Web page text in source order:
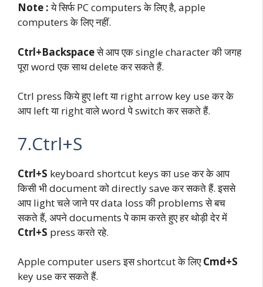
Note :ये सिर्फ PC computers के लिए है, apple
computers के लिए नहीं.
Ctrl+Backspaceसे आप एक single character की जगह
पूरा word एक साथ delete कर सकते हैं.
Ctrl press किये हुए left या right arrow key use कर के
आप left या right वाले word पे switch कर सकते हैं.
7.Ctrl+S
Ctrl+S keyboard shortcut keys का use कर के आप
किसी भी document को directly save कर सकते हैं. इससे
आप light चले जाने पर data loss की problems से बच
सकते हैं, अपने documents पे काम करते हुए हर थोड़ी देर में
Ctrl+S press करते रहे.
Apple computer users इस shortcut के लिएCmd+S
key use कर सकते हैं.